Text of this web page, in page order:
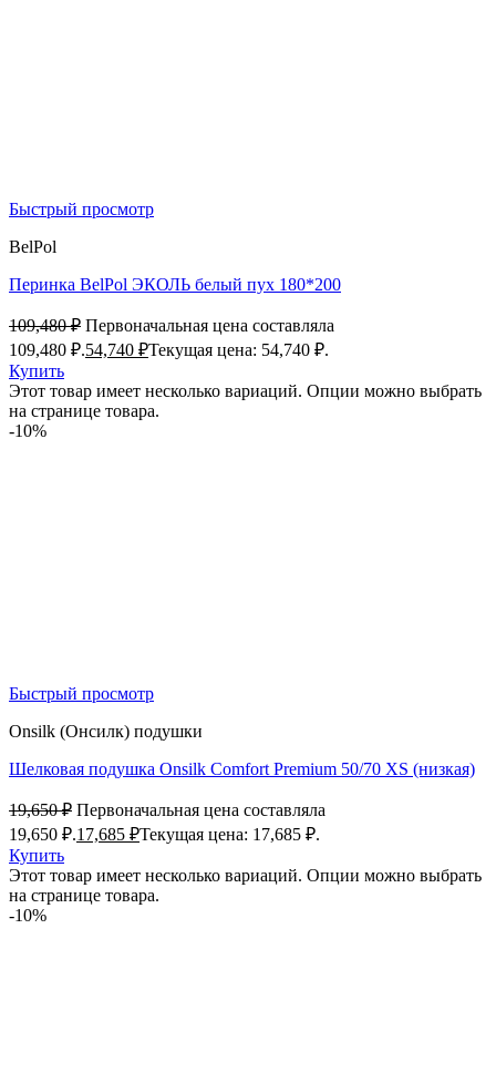
Быстрый просмотр
BelPol
Перинка BelPol ЭКОЛЬ белый пух 180*200
109,480₽ Первоначальная цена составляла
109,480 ₽.54,740 ₽Текущая цена: 54,740 ₽.
Купить
Этот товар имеет несколько вариаций. Опции можно выбрать
на странице товара.
-10%
Быстрый просмотр
Onsilk (Онсилк) подушки
Шелковая подушка Onsilk Comfort Premium 50/70 XS (низкая)
19,650₽ Первоначальная цена составляла
19,650 ₽.17,685 ₽Текущая цена: 17,685 ₽.
Купить
Этот товар имеет несколько вариаций. Опции можно выбрать
на странице товара.
-10%